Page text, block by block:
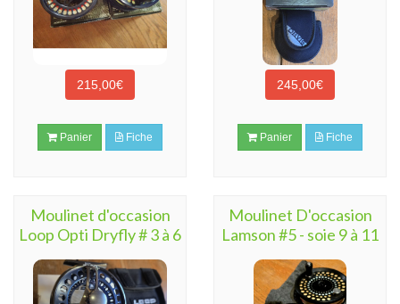
215,00€
Panier Fiche
245,00€
Panier Fiche
Moulinet d'occasion
Loop Opti Dryfly # 3 à 6
Moulinet D'occasion
Lamson #5 - soie 9 à 11